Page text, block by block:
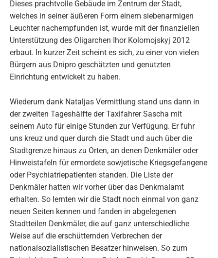
Dieses prachtvolle Gebäude im Zentrum der Stadt,
welches in seiner äußeren Form einem siebenarmigen
Leuchter nachempfunden ist, wurde mit der finanziellen
Unterstützung des Oligarchen Ihor Kolomojskyj 2012
erbaut. In kurzer Zeit scheint es sich, zu einer von vielen
Bürgern aus Dnipro geschätzten und genutzten
Einrichtung entwickelt zu haben.
Wiederum dank Nataljas Vermittlung stand uns dann in
der zweiten Tageshälfte der Taxifahrer Sascha mit
seinem Auto für einige Stunden zur Verfügung. Er fuhr
uns kreuz und quer durch die Stadt und auch über die
Stadtgrenze hinaus zu Orten, an denen Denkmäler oder
Hinweistafeln für ermordete sowjetische Kriegsgefangene
oder Psychiatriepatienten standen. Die Liste der
Denkmäler hatten wir vorher über das Denkmalamt
erhalten. So lernten wir die Stadt noch einmal von ganz
neuen Seiten kennen und fanden in abgelegenen
Stadtteilen Denkmäler, die auf ganz unterschiedliche
Weise auf die erschütternden Verbrechen der
nationalsozialistischen Besatzer hinweisen. So zum